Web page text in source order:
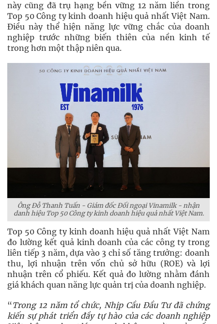
này cũng đã trụ hạng bền vững 12 năm liền trong
Top 50 Công ty kinh doanh hiệu quả nhất Việt Nam.
Điều này thể hiện năng lực vững chắc của doanh
nghiệp trước những biến thiên của nền kinh tế
trong hơn một thập niên qua.
Ông Đỗ Thanh Tuấn - Giám đốc Đối ngoại Vinamilk - nhận
danh hiệu Top 50 Công ty kinh doanh hiệu quả nhất Việt Nam.
Top 50 Công ty kinh doanh hiệu quả nhất Việt Nam
đo lường kết quả kinh doanh của các công ty trong
liên tiếp 3 năm, dựa vào 3 chỉ số tăng trưởng: doanh
thu, lợi nhuận trên vốn chủ sở hữu (ROE) và lợi
nhuận trên cổ phiếu. Kết quả đo lường nhằm đánh
giá khách quan năng lực quản trị của doanh nghiệp.
“Trong 12 năm tổ chức, Nhịp Cầu Đầu Tư đã chứng
kiến sự phát triển đầy tự hào của các doanh nghiệp